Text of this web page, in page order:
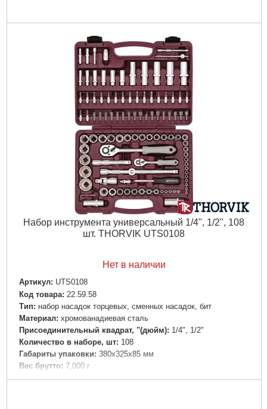
Набор инструмента универсальный 1/4", 1/2", 108
шт. THORVIK UTS0108
Нет в наличии
Артикул: UTS0108
Код товара: 22.59.58
Тип: набор насадок торцевых, сменных насадок, бит
Материал: хромованадиевая сталь
Присоединительный квадрат, "(дюйм): 1/4", 1/2"
Количество в наборе, шт: 108
Габариты упаковки: 380x325x85 мм
Вес брутто: 7,000 г